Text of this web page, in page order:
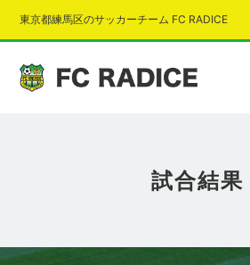
東京都練馬区のサッカーチーム FC RADICE
試合結果